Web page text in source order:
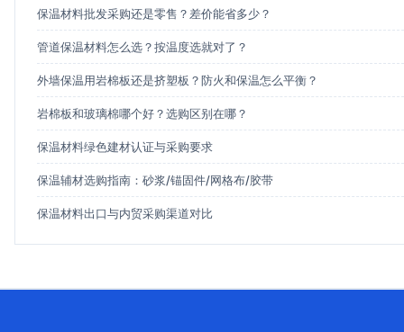
保温材料批发采购还是零售？差价能省多少？
管道保温材料怎么选？按温度选就对了？
外墙保温用岩棉板还是挤塑板？防火和保温怎么平衡？
岩棉板和玻璃棉哪个好？选购区别在哪？
保温材料绿色建材认证与采购要求
保温辅材选购指南：砂浆/锚固件/网格布/胶带
保温材料出口与内贸采购渠道对比